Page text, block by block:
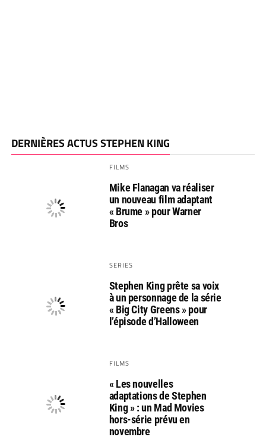
DERNIÈRES ACTUS STEPHEN KING
FILMS
Mike Flanagan va réaliser
un nouveau film adaptant
« Brume » pour Warner
Bros
SERIES
Stephen King prête sa voix
à un personnage de la série
« Big City Greens » pour
l’épisode d’Halloween
FILMS
« Les nouvelles
adaptations de Stephen
King » : un Mad Movies
hors-série prévu en
novembre